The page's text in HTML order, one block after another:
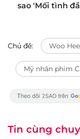
sao 'Mối tình
Chủ đề: Woo
Mỹ nhân phim
Tin cùng